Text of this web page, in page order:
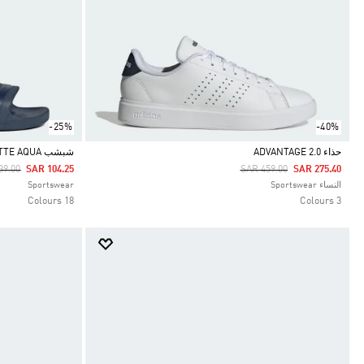
-40%
Selected
حذاء ADVANTAGE 2.0
Price Reduced From
SAR 459.00ToSAR 275.40
النساء Sportswear
3 Colours
-25%
Selected
شبشب ADILETTE AQUA
From
ToSAR 104.25
Sportswear
18 Colours